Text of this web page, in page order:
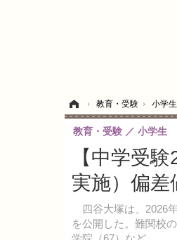
› 教育・受験 › 小学生
【中学受
実施）偏
四谷大塚は、2026
を公開した。難関校
教育・受験 小学生